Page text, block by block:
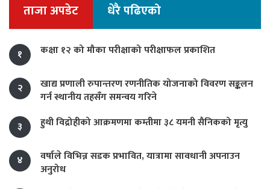
ताजा अपडेट धेरै पढिएको
१ कक्षा १२ को मौका परीक्षाको परीक्षाफल प्रकाशित
२
खाद्य प्रणाली रुपान्तरण रणनीतिक योजनाको विवरण सङ्कलन
गर्न स्थानीय तहसँग समन्वय गरिने
३
हुथी विद्रोहीको आक्रमणमा कम्तीमा ३८ यमनी सैनिकको मृत्यु
४
वर्षाले विभिन्न सडक प्रभावित, यात्रामा सावधानी अपनाउन
अनुरोध